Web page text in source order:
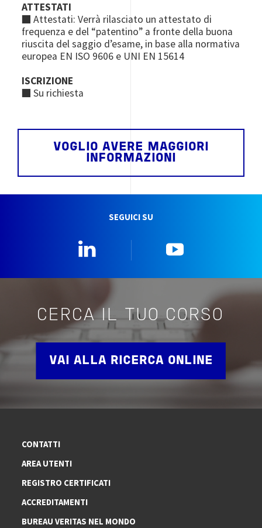
ATTESTATI
■ Attestati: Verrà rilasciato un attestato di
frequenza e del “patentino” a fronte della buona
riuscita del saggio d’esame, in base alla normativa
europea EN ISO 9606 e UNI EN 15614
ISCRIZIONE
■ Su richiesta
VOGLIO AVERE MAGGIORI
INFORMAZIONI
SEGUICI SU
CERCA IL TUO CORSO
VAI ALLA RICERCA ONLINE
CONTATTI
AREA UTENTI
REGISTRO CERTIFICATI
ACCREDITAMENTI
BUREAU VERITAS NEL MONDO